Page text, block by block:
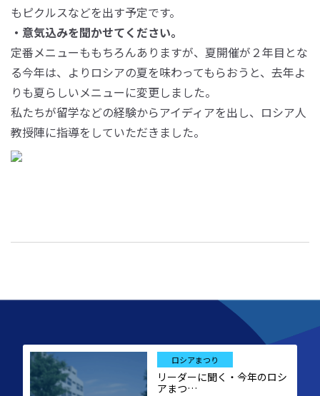
もピクルスなどを出す予定です。
・意気込みを聞かせてください。
定番メニューももちろんありますが、夏開催が２年目とな
る今年は、よりロシアの夏を味わってもらおうと、去年よ
りも夏らしいメニューに変更しました。
私たちが留学などの経験からアイディアを出し、ロシア人
教授陣に指導をしていただきました。
ロシアまつり
リーダーに聞く・今年のロシ
アまつ…